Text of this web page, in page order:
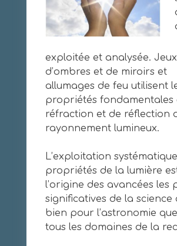
exploitée et analysée. Jeux
d’ombres et de miroirs et
allumages de feu utilisent
propriétés fondamentales
réfraction et de réflection
rayonnement lumineux.
L’exploitation
propriétés de la lumière
l’origine des avancées les
significatives de la science
bien pour l’astronomie
tous les domaines de la